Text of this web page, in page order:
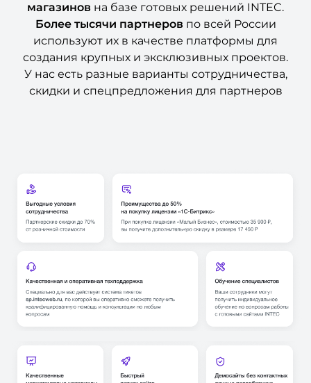
магазинов на базе готовых решений INTEC.
Более тысячи партнеров по всей России
используют их в качестве платформы для
создания крупных и эксклюзивных проектов.
У нас есть разные варианты сотрудничества,
скидки и спецпредложения для партнеров